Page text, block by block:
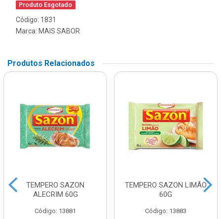
Produto Esgotado
Código: 1831
Marca: MAIS SABOR
Produtos Relacionados
TEMPERO SAZON
ALECRIM 60G
Código: 13881
TEMPERO SAZON LIMÃO
60G
Código: 13883